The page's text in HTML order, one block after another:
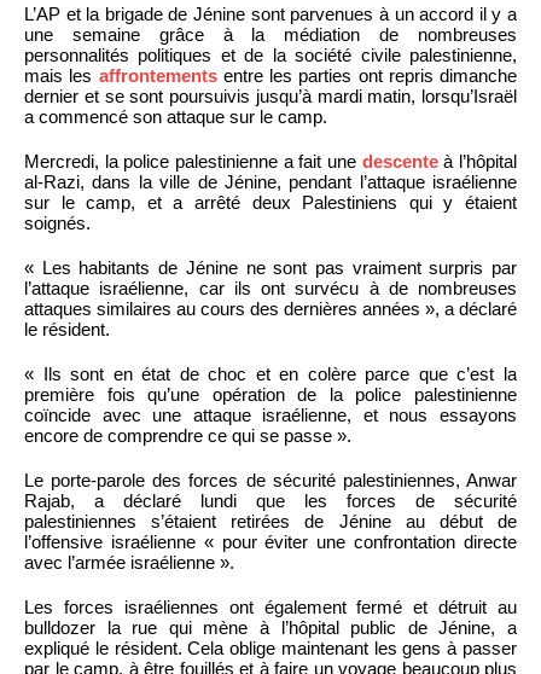
L’AP et la brigade de Jénine sont parvenues à un accord il y a
une semaine grâce à la médiation de nombreuses
personnalités politiques et de la société civile palestinienne,
mais les affrontementsentre les parties ont repris dimanche
dernier et se sont poursuivis jusqu’à mardi matin, lorsqu’Israël
a commencé son attaque sur le camp.
Mercredi, la police palestinienne a fait une descenteà l’hôpital
al-Razi, dans la ville de Jénine, pendant l’attaque israélienne
sur le camp, et a arrêté deux Palestiniens qui y étaient
soignés.
« Les habitants de Jénine ne sont pas vraiment surpris par
l’attaque israélienne, car ils ont survécu à de nombreuses
attaques similaires au cours des dernières années », a déclaré
le résident.
« Ils sont en état de choc et en colère parce que c’est la
première fois qu’une opération de la police palestinienne
coïncide avec une attaque israélienne, et nous essayons
encore de comprendre ce qui se passe ».
Le porte-parole des forces de sécurité palestiniennes, Anwar
Rajab, a déclaré lundi que les forces de sécurité
palestiniennes s’étaient retirées de Jénine au début de
l’offensive israélienne « pour éviter une confrontation directe
avec l’armée israélienne ».
Les forces israéliennes ont également fermé et détruit au
bulldozer la rue qui mène à l’hôpital public de Jénine, a
expliqué le résident. Cela oblige maintenant les gens à passer
par le camp, à être fouillés et à faire un voyage beaucoup plus